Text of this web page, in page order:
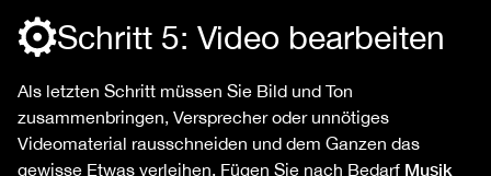
Schritt 5: Video bearbeiten
Als letzten Schritt müssen Sie Bild und Ton
zusammenbringen, Versprecher oder unnötiges
Videomaterial rausschneiden und dem Ganzen das
gewisse Etwas verleihen. Fügen Sie nach Bedarf Musik